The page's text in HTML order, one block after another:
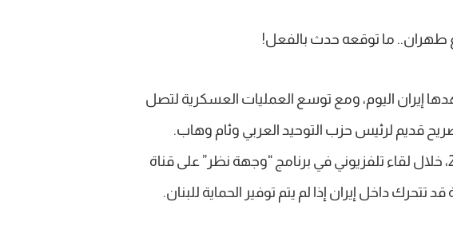
إيران اليوم، ومع توسع العمليات العسكرية لتصل
قديم لرئيس حزب التوحيد العربي وئام وهاب.
وكان وهاب قد صرح في 1 أكتوبر 2024، خلال لقاء تلفزيوني في برنامج “وجهة نظر” على قناة
داخل إيران إذا لم يتم توفير الحماية للبنان.